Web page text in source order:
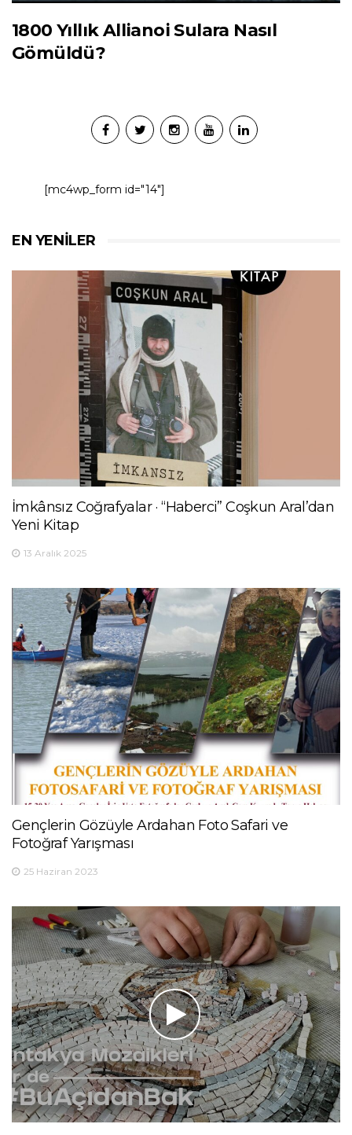
1800 Yıllık Allianoi Sulara Nasıl
Gömüldü?
[mc4wp_form id="14"]
EN YENILER
İmkânsız Coğrafyalar · “Haberci” Coşkun Aral’dan
Yeni Kitap
13 Aralık 2025
Gençlerin Gözüyle Ardahan Foto Safari ve
Fotoğraf Yarışması
25 Haziran 2023